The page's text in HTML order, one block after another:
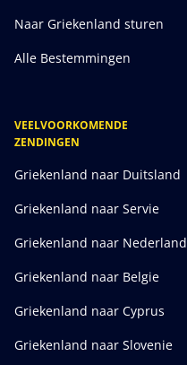
Naar Griekenland sturen
Alle Bestemmingen
VEELVOORKOMENDE
ZENDINGEN
Griekenland naar Duitsland
Griekenland naar Servie
Griekenland naar Nederland
Griekenland naar Belgie
Griekenland naar Cyprus
Griekenland naar Slovenie